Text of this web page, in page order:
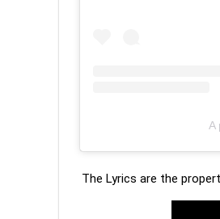
A
The Lyrics are the